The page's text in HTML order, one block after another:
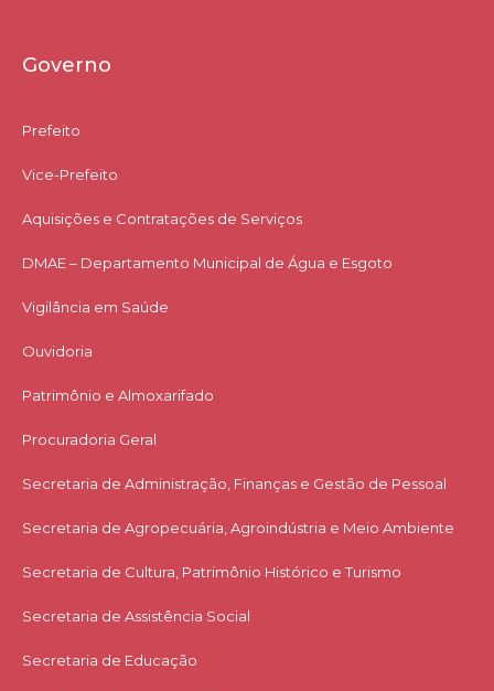
Governo
Prefeito
Vice-Prefeito
Aquisições e Contratações de Serviços​
DMAE – Departamento Municipal de Água e Esgoto
Vigilância em Saúde
Ouvidoria
Patrimônio e Almoxarifado
Procuradoria Geral
Secretaria de Administração, Finanças e Gestão de Pessoal
Secretaria de Agropecuária, Agroindústria e Meio Ambiente
Secretaria de Cultura, Patrimônio Histórico e Turismo
Secretaria de Assistência Social
Secretaria de Educação